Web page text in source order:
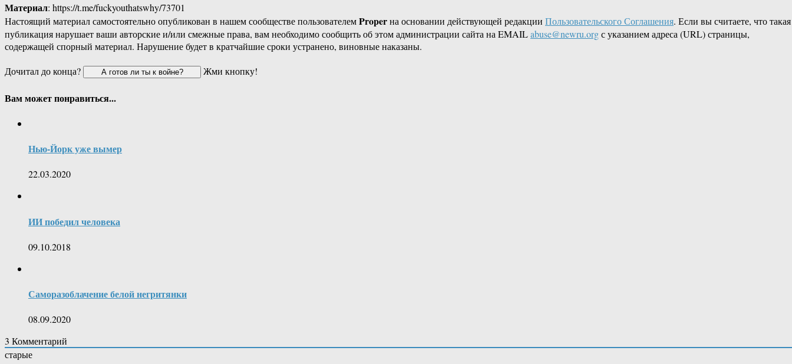
Материал: https://t.me/fuckyouthatswhy/73701
Настоящий материал самостоятельно опубликован в нашем сообществе пользователемProperна основании действующей редакции Пользовательского Соглашения. Если вы считаете, что такая
публикация нарушает ваши авторские и/или смежные права, вам необходимо сообщить об этом администрации сайта на EMAILabuse@newru.orgс указанием адреса (URL) страницы,
содержащей спорный материал. Нарушение будет в кратчайшие сроки устранено, виновные наказаны.
Дочитал до конца?
Жми кнопку!
Вам может понравиться...
Нью-Йорк уже вымер
22.03.2020
ИИ победил человека
09.10.2018
Саморазоблачение белой негритянки
08.09.2020
3 Комментарий
старые